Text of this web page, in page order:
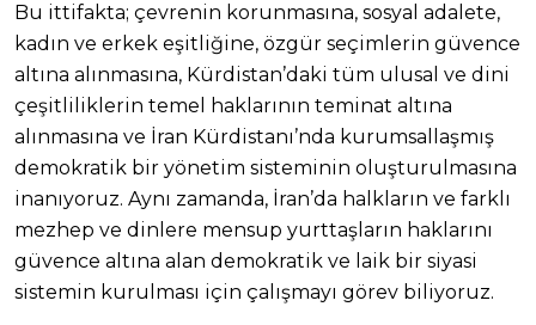
Bu ittifakta; çevrenin korunmasına, sosyal adalete,
kadın ve erkek eşitliğine, özgür seçimlerin güvence
altına alınmasına, Kürdistan’daki tüm ulusal ve dini
çeşitliliklerin temel haklarının teminat altına
alınmasına ve İran Kürdistanı’nda kurumsallaşmış
demokratik bir yönetim sisteminin oluşturulmasına
inanıyoruz. Aynı zamanda, İran’da halkların ve farklı
mezhep ve dinlere mensup yurttaşların haklarını
güvence altına alan demokratik ve laik bir siyasi
sistemin kurulması için çalışmayı görev biliyoruz.